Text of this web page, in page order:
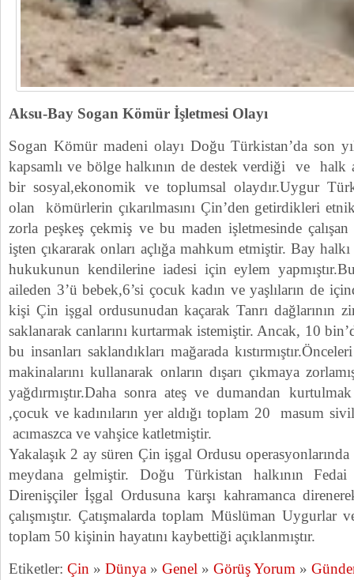
Aksu-Bay Sogan Kömür İşletmesi Olayı
Sogan Kömür madeni olayı Doğu Türkistan’da son
kapsamlı ve bölge halkının de destek verdiği ve halk
bir sosyal,ekonomik ve toplumsal olaydır.Uygur
olan kömürlerin çıkarılmasını Çin’den getirdikleri
zorla peşkeş çekmiş ve bu maden işletmesinde
işten çıkararak onları açlığa mahkum etmiştir. Bay
hukukunun kendilerine iadesi için eylem
aileden 3’ü bebek,6’si çocuk kadın ve yaşlıların de
kişi Çin işgal ordusunudan kaçarak Tanrı dağlarının
saklanarak canlarını kurtarmak istemiştir. Ancak, 10
bu insanları saklandıkları mağarada
makinalarını kullanarak onların dışarı çıkmaya
yağdırmıştır.Daha sonra ateş ve dumandan
,çocuk ve kadınıların yer aldığı toplam 20 masum
acımaszca ve vahşice katletmiştir.
Yakalaşık 2 ay süren Çin işgal Ordusu operasyonlarında
meydana gelmiştir. Doğu Türkistan halkının
Direnişçiler İşgal Ordusuna karşı kahramanca
çalışmıştır. Çatışmalarda toplam Müslüman
toplam 50 kişinin hayatını kaybettiği açıklanmıştır.
Etiketler: Çin » Dünya » Genel » Görüş Yorum »